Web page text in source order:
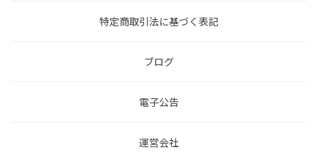
特定商取引法に基づく表記
ブログ
電子公告
運営会社